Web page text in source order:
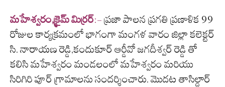
మహేశ్వరం,క్రైమ్ మిర్రర్:- ప్రజా పాలన ప్రగతి ప్రణాళిక 99
రోజుల కార్యక్రమంలో భాగంగా మంగళ వారం జిల్లా కలెక్టర్
సి. నారాయణ రెడ్డి,కందుకూర్ ఆర్డీవో జగదీశ్వర్ రెడ్డి తో
కలిసి మహేశ్వరం మండలంలో మహేశ్వరం మరియు
సిరిగిరి పూర్ గ్రామాలను సందర్శించారు. మొదట తాసిల్దార్